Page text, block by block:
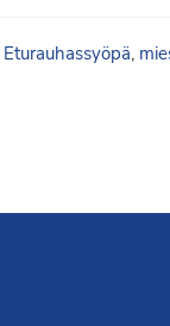
Eturauhassyöpä,